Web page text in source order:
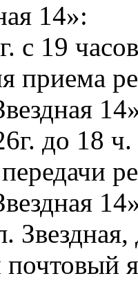
14»:
с 19
приема
до 18